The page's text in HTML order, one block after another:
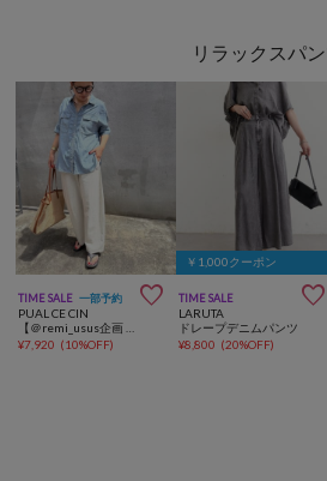
リラックスパ
TIME SALE 一部予約 
PUAL CE CIN
¥7,920 (10%OFF)
￥1,000クーポン
TIME SALE 
LARUTA
ドレープデニムパンツ
¥8,800 (20%OFF)